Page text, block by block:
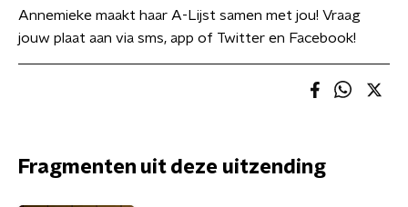
Annemieke maakt haar A-Lijst samen met jou! Vraag
jouw plaat aan via sms, app of Twitter en Facebook!
Fragmenten uit deze uitzending